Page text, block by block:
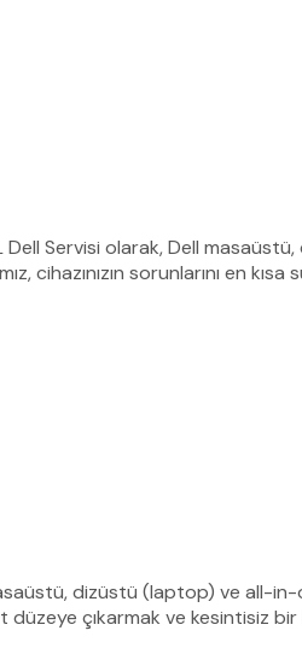
Dell Servisi olarak, Dell
cihazınızın sorunlarını en kısa
dizüstü (laptop) ve all-
düzeye çıkarmak ve kesintisiz